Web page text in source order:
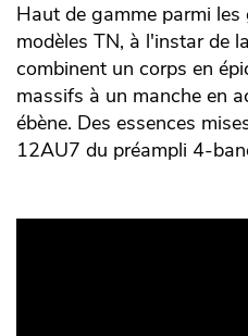
Haut de gamme parmi
modèles TN, à l'instar de la
combinent un corps en
massifs à un manche en
ébène. Des essences
12AU7 du préampli 4-